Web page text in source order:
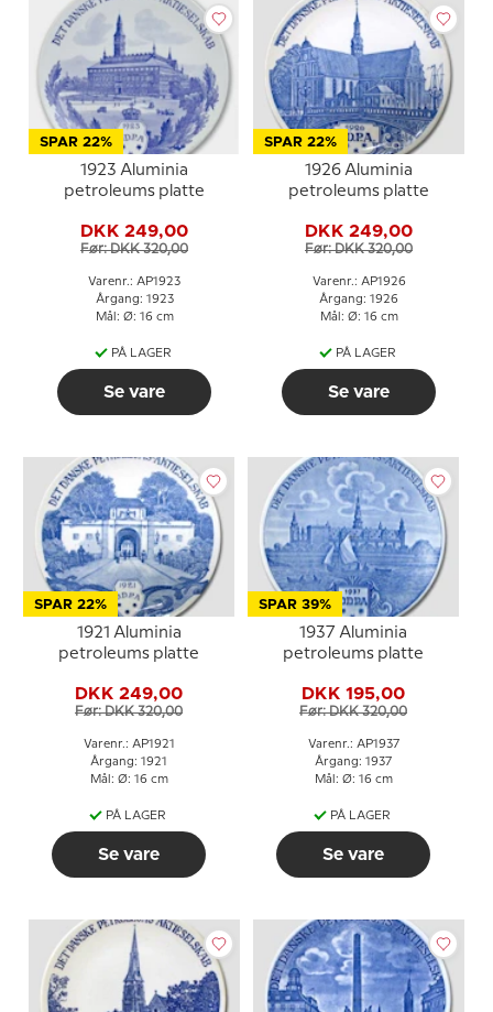
SPAR 22%
1923 Aluminia
petroleums platte
DKK 249,00
Før: DKK 320,00
Varenr.: AP1923
Årgang: 1923
Mål: Ø: 16 cm
PÅ LAGER
Se vare
SPAR 22%
1926 Aluminia
petroleums platte
DKK 249,00
Før: DKK 320,00
Varenr.: AP1926
Årgang: 1926
Mål: Ø: 16 cm
PÅ LAGER
Se vare
SPAR 22%
1921 Aluminia
petroleums platte
DKK 249,00
Før: DKK 320,00
Varenr.: AP1921
Årgang: 1921
Mål: Ø: 16 cm
PÅ LAGER
Se vare
SPAR 39%
1937 Aluminia
petroleums platte
DKK 195,00
Før: DKK 320,00
Varenr.: AP1937
Årgang: 1937
Mål: Ø: 16 cm
PÅ LAGER
Se vare